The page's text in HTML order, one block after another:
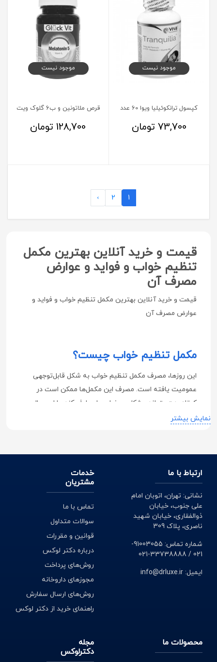
موجود نیست
کپسول ترانکوئیلیا ویوا 60 عدد
73,700 تومان
موجود نیست
قرص ملاتونین و ب6 گلوک ویت
128,700 تومان
1
2
›
قیمت و خرید آنلاین بهترین مکمل
تنظیم خواب و فواید و عوارض
مصرف آن
قیمت و خرید آنلاین بهترین مکمل تنظیم خواب و فواید و
عوارض مصرف آن
مکمل تنظیم خواب چیست؟
این روزها، مصرف مکمل تنظیم خواب به شکل قابل‌توجهی
عمومیت یافته است. مصرف این مکمل‌ها ممکن است در
کوتاه‌مدت بتواند مشکل بی‌خوابی را برطرف کند. با این حال،
استفاده از مکمل‌های خواب‌آور در طولانی‌ مدت می‌تواند با
کاربرد و فواید قرص تنظیم خواب
از رایج‌ترین کاربردهای قرص تنظیم خواب می‌توان موارد زیر را
برشمرد:
کاهش زمان انتظار برای به خواب رفتن
کاهش تعداد بیدار شدن در طول زمان خواب
بهبود کیفیت خواب
عوارض مکمل تنظیم خواب
احساس سوزش یا سوزن‌سوزن شدن دست‌ها، پاها و
بازوها
نمایش بیشتر
ارتباط با ما
نشانی: تهران، اتوبان امام
علی جنوب، خیابان
ذوالفقاری، خیابان شهید
ناصری، پلاک 309
شماره تماس: 91003055-
021 / 33738888-021
ایمیل: info@drluxe.ir
خدمات
مشتریان
تماس با ما
سوالات متداول
قوانین و مقررات
درباره دکتر لوکس
روش‌های پرداخت
مجوزهای داروخانه
روش‌های ارسال سفارش
راهنمای خرید از دکتر لوکس
محصولات ما
مجله
دکترلوکس